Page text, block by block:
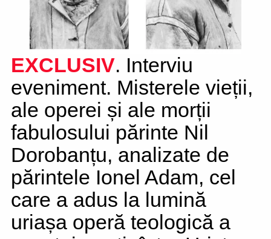
EXCLUSIV. Interviu
eveniment. Misterele vieții,
ale operei și ale morții
fabulosului părinte Nil
Dorobanțu, analizate de
părintele Ionel Adam, cel
care a adus la lumină
uriașa operă teologică a